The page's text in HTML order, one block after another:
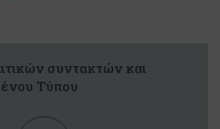
συντακτών και
Τύπου